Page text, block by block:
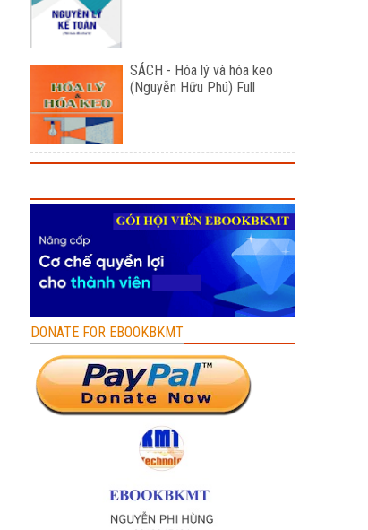
SÁCH - Hóa lý và hóa keo
(Nguyễn Hữu Phú) Full
DONATE FOR EBOOKBKMT